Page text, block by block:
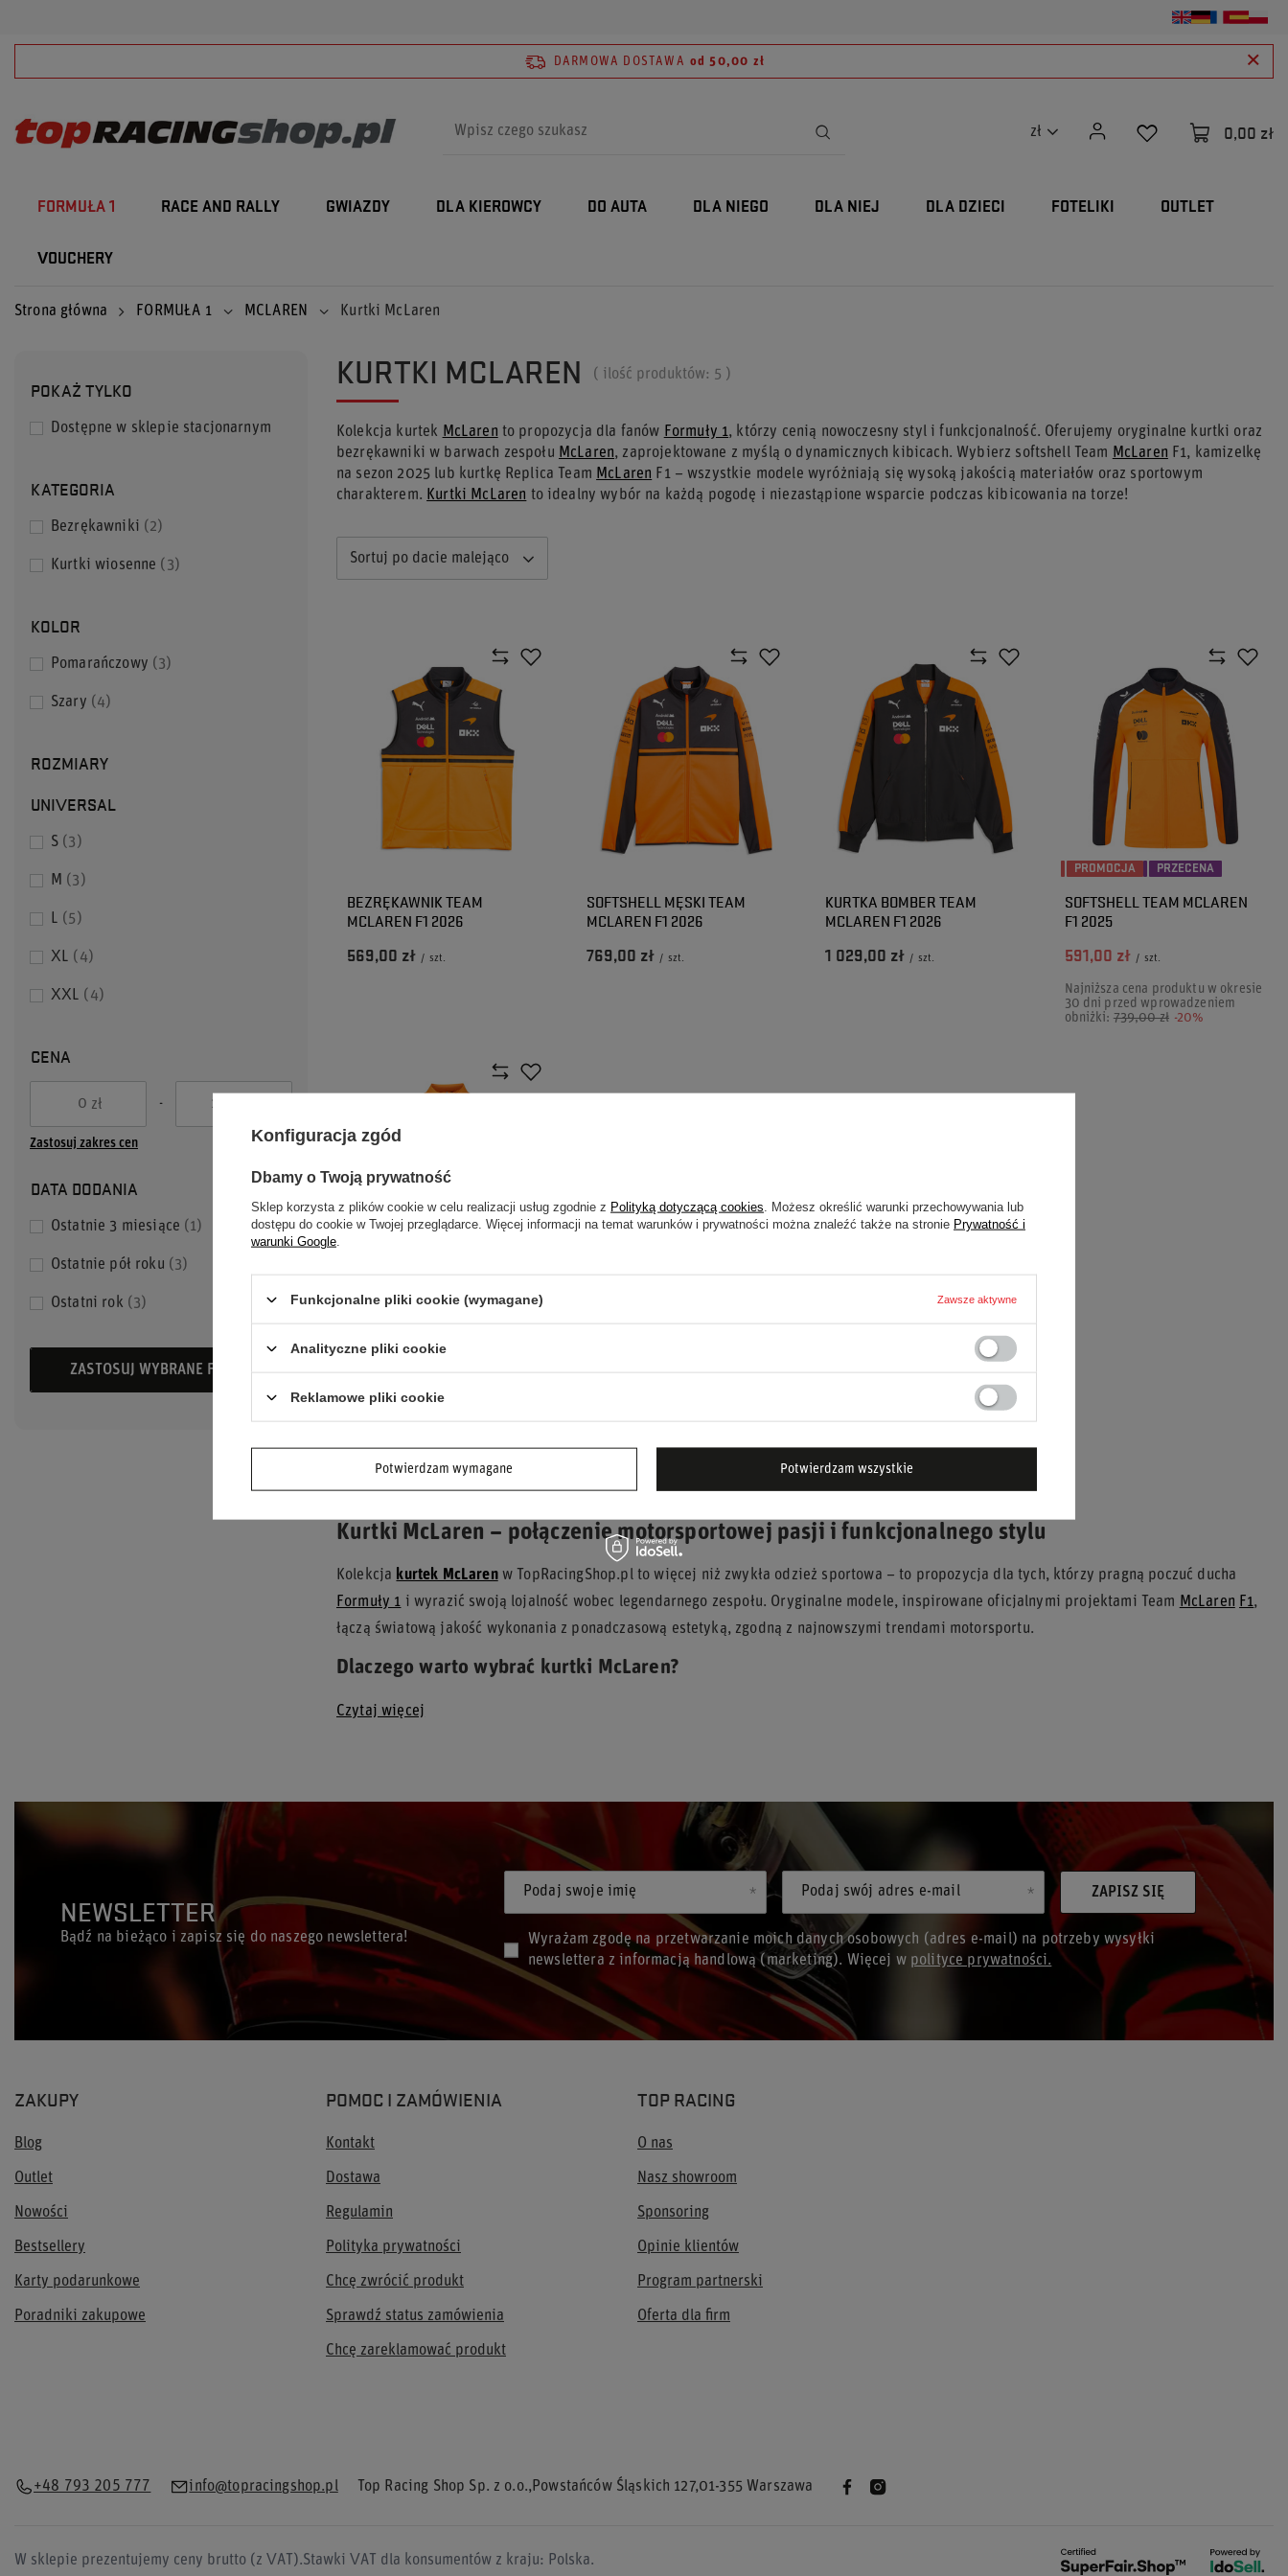
DARMOWA DOSTAWA od 50,00 zł
zł 0,00 zł
FORMUŁA 1 RACE AND RALLY GWIAZDY DLA KIEROWCY DO AUTA DLA NIEGO DLA NIEJ DLA DZIECI FOTELIKI OUTLET
VOUCHERY
Strona główna FORMUŁA 1 MCLAREN Kurtki McLaren
POKAŻ TYLKO
Dostępne w sklepie stacjonarnym
KATEGORIA
Bezrękawniki 2
Kurtki wiosenne 3
KOLOR
Pomarańczowy 3
Szary 4
ROZMIARY
UNIVERSAL
S 3
M 3
L 5
XL 4
XXL 4
CENA
zł -
Zastosuj zakres cen
DATA DODANIA
Ostatnie 3 miesiące 1
Ostatnie pół roku 3
Ostatni rok 3
ZASTOSUJ WYBRANE FILTRY
KURTKI MCLAREN ( ilość produktów: 5 )
Kolekcja kurtek McLaren to propozycja dla fanów Formuły 1, którzy cenią nowoczesny styl i funkcjonalność. Oferujemy oryginalne kurtki oraz
bezrękawniki w barwach zespołu McLaren, zaprojektowane z myślą o dynamicznych kibicach. Wybierz softshell Team McLaren F1, kamizelkę
na sezon 2025 lub kurtkę Replica Team McLaren F1 – wszystkie modele wyróżniają się wysoką jakością materiałów oraz sportowym
charakterem. Kurtki McLaren to idealny wybór na każdą pogodę i niezastąpione wsparcie podczas kibicowania na torze!
Sortuj po dacie malejąco
BEZRĘKAWNIK TEAM
MCLAREN F1 2026
569,00 zł / szt.
SOFTSHELL MĘSKI TEAM
MCLAREN F1 2026
769,00 zł / szt.
KURTKA BOMBER TEAM
MCLAREN F1 2026
1 029,00 zł / szt.
PROMOCJA PRZECENA
SOFTSHELL TEAM MCLAREN
F1 2025
591,00 zł / szt.
Najniższa cena produktu w okresie
30 dni przed wprowadzeniem
obniżki: 739,00 zł -20%
Najniższa cena produktu w okresie
Kurtki McLaren – połączenie motorsportowej pasji i funkcjonalnego stylu
Kolekcja kurtek McLarenw TopRacingShop.pl to więcej niż zwykła odzież sportowa – to propozycja dla tych, którzy pragną poczuć ducha
Formuły 1 i wyrazić swoją lojalność wobec legendarnego zespołu. Oryginalne modele, inspirowane oficjalnymi projektami Team McLaren F1,
łączą światową jakość wykonania z ponadczasową estetyką, zgodną z najnowszymi trendami motorsportu.
Dlaczego warto wybrać kurtki McLaren?
Czytaj więcej
NEWSLETTER
Bądź na bieżąco i zapisz się do naszego newslettera!
Podaj swoje imię Podaj swój adres e-mail
Wyrażam zgodę na przetwarzanie moich danych osobowych (adres e-mail) na potrzeby wysyłki
newslettera z informacją handlową (marketing). Więcej w polityce prywatności.
ZAPISZ SIĘ
ZAKUPY
Blog
Outlet
Nowości
Bestsellery
Karty podarunkowe
Poradniki zakupowe
POMOC I ZAMÓWIENIA
Kontakt
Dostawa
Regulamin
Polityka prywatności
Chcę zwrócić produkt
Sprawdź status zamówienia
Chcę zareklamować produkt
TOP RACING
O nas
Nasz showroom
Sponsoring
Opinie klientów
Program partnerski
Oferta dla firm
+48 793 205 777 info@topracingshop.pl Top Racing Shop Sp. z o.o.,Powstańców Śląskich 127,01-355Warszawa
W sklepie prezentujemy ceny brutto (z VAT).Stawki VAT dla konsumentów z kraju: Polska.
Konfiguracja zgód
Dbamy o Twoją prywatność
Sklep korzysta z plików cookie w celu realizacji usług zgodnie z Polityką dotyczącą cookies . Możesz określić warunki przechowywania lub
dostępu do cookie w Twojej przeglądarce. Więcej informacji na temat warunków i prywatności można znaleźć także na stronie Prywatność i
warunki Google
Funkcjonalne pliki cookie (wymagane) Zawsze aktywne
Analityczne pliki cookie
Reklamowe pliki cookie
Potwierdzam wymagane Potwierdzam wszystkie